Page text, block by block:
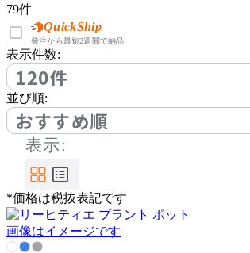
アノニマカステッリ
Another Garden
アナザーガーデン
ARIAKE
アリアケ
79件
QuickShip
発注から最短2週間で納品
表示件数:
120件
並び順:
おすすめ順
表示:
*価格は税抜表記です
画像はイメージです